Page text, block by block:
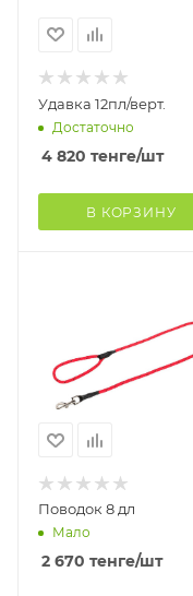
Удавка 12пл/верт.
Достаточно
4 820 тенге/шт
В КОРЗИНУ
Поводок 8 дл
Мало
2 670 тенге/шт